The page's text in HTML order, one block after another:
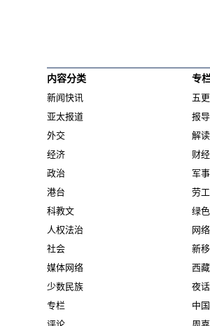
内容分类
新闻快讯
亚太报道
外交
经济
政治
港台
科教文
人权法治
社会
媒体网络
少数民族
专栏
专
五更
报
解
财
军
劳
绿
网
新
西
夜
中